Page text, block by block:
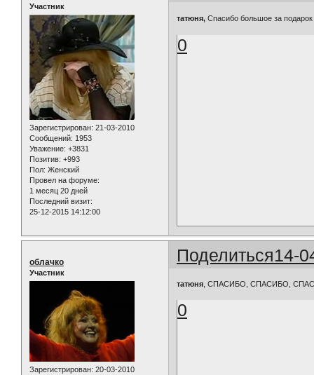
Участник
Зарегистрирован: 21-03-2010
Сообщений: 1953
Уважение: +3831
Позитив: +993
Пол: Женский
Провел на форуме:
1 месяц 20 дней
Последний визит:
25-12-2015 14:12:00
татюня, Спасибо большое за
0
Поделиться14-
облачко
Участник
Зарегистрирован: 20-03-2010
татюня , СПАСИБО, СПАСИБО,
0